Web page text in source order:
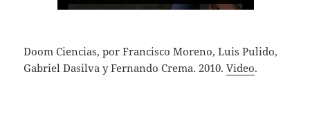
Doom Ciencias, por Francisco Moreno, Luis Pulido,
Gabriel Dasilva y Fernando Crema. 2010.Video.